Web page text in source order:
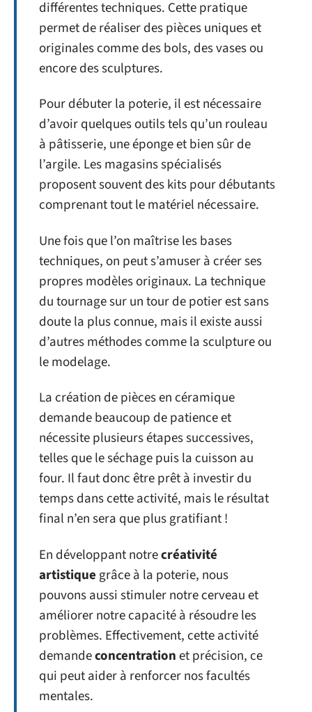
différentes techniques. Cette pratique
permet de réaliser des pièces uniques et
originales comme des bols, des vases ou
encore des sculptures.
Pour débuter la poterie, il est nécessaire
d’avoir quelques outils tels qu’un rouleau
à pâtisserie, une éponge et bien sûr de
l’argile. Les magasins spécialisés
proposent souvent des kits pour débutants
comprenant tout le matériel nécessaire.
Une fois que l’on maîtrise les bases
techniques, on peut s’amuser à créer ses
propres modèles originaux. La technique
du tournage sur un tour de potier est sans
doute la plus connue, mais il existe aussi
d’autres méthodes comme la sculpture ou
le modelage.
La création de pièces en céramique
demande beaucoup de patience et
nécessite plusieurs étapes successives,
telles que le séchage puis la cuisson au
four. Il faut donc être prêt à investir du
temps dans cette activité, mais le résultat
final n’en sera que plus gratifiant !
En développant notrecréativité
artistique grâce à la poterie, nous
pouvons aussi stimuler notre cerveau et
améliorer notre capacité à résoudre les
problèmes. Effectivement, cette activité
demandeconcentrationet précision, ce
qui peut aider à renforcer nos facultés
mentales.